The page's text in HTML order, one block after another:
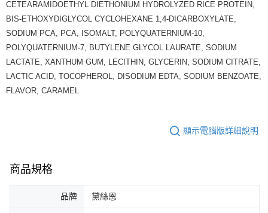
CETEARAMIDOETHYL DIETHONIUM HYDROLYZED RICE PROTEIN,
BIS-ETHOXYDIGLYCOL CYCLOHEXANE 1,4-DICARBOXYLATE,
SODIUM PCA, PCA, ISOMALT, POLYQUATERNIUM-10,
POLYQUATERNIUM-7, BUTYLENE GLYCOL LAURATE, SODIUM
LACTATE, XANTHUM GUM, LECITHIN, GLYCERIN, SODIUM CITRATE,
LACTIC ACID, TOCOPHEROL, DISODIUM EDTA, SODIUM BENZOATE,
FLAVOR, CARAMEL
顯示電腦版詳細說明
商品規格
品牌 黛絲恩